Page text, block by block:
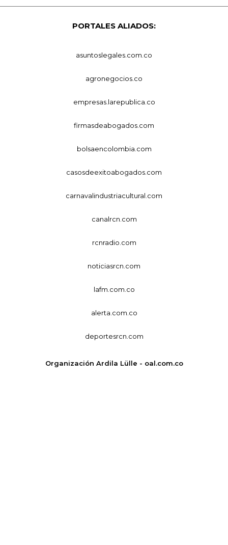
PORTALES ALIADOS:
asuntoslegales.com.co
agronegocios.co
empresas.larepublica.co
firmasdeabogados.com
bolsaencolombia.com
casosdeexitoabogados.com
carnavalindustriacultural.com
canalrcn.com
rcnradio.com
noticiasrcn.com
lafm.com.co
alerta.com.co
deportesrcn.com
Organización Ardila Lülle - oal.com.co